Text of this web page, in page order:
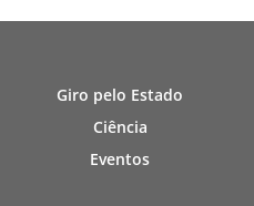
Giro pelo Estado
Ciência
Eventos